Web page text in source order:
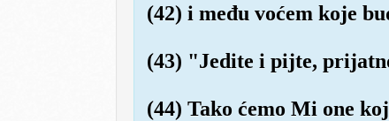
(42) i među voćem koje
(43) "Jedite i pijte,
(44) Tako ćemo Mi one